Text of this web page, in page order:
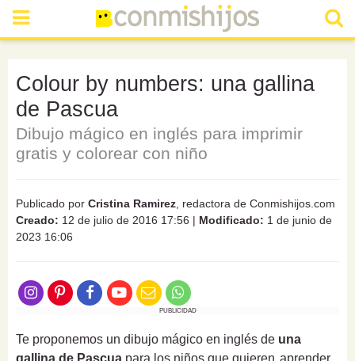
Colour by numbers: una gallina
de Pascua
Dibujo mágico en inglés para imprimir
gratis y colorear con niño
Publicado por Cristina Ramirez , redactora de Conmishijos.com
Creado: 12 de julio de 2016 17:56 | Modificado: 1 de junio de
2023 16:06
PUBLICIDAD
Te proponemos un dibujo mágico en inglés de una